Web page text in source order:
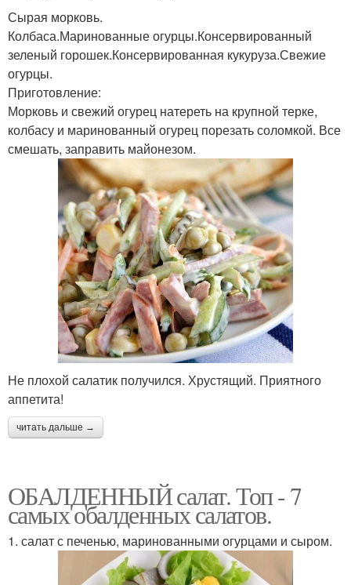
Сырая морковь.
Колбаса.Маринованные огурцы.Консервированный
зеленый горошек.Консервированная кукуруза.Свежие
огурцы.
Приготовление:
Морковь и свежий огурец натереть на крупной терке,
колбасу и маринованный огурец порезать соломкой. Все
смешать, заправить майонезом.
Не плохой салатик получился. Хрустящий. Приятного
аппетита!
читать дальше →
ОБАЛДЕННЫЙ салат. Топ - 7
самых обалденных салатов.
1. салат с печенью, маринованными огурцами и сыром.